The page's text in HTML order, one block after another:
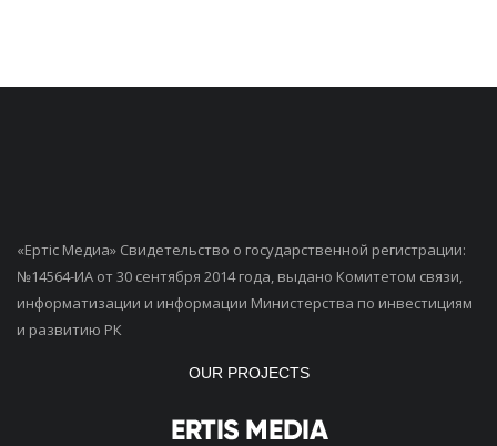
«Ертiс Медиа» Свидетельство о государственной регистрации:
№14564-ИА от 30 сентября 2014 года, выдано Комитетом связи,
информатизации и информации Министерства по инвестициям
и развитию РК
OUR PROJECTS